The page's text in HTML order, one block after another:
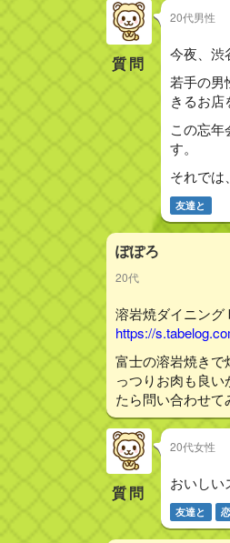
質問
20代男性
今夜、渋
若手の男
きるお店
この忘
す。
それでは
友達と
ぽぽろ
20代
溶岩焼ダイニング
https://
富士の溶岩焼き
っつりお肉も良
たら問い合わせて
質問
20代女性
おいしい
友達と